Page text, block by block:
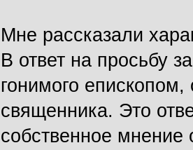
Мне рассказали
В ответ на просьбу
гонимого
священника. Это
собственное мнение